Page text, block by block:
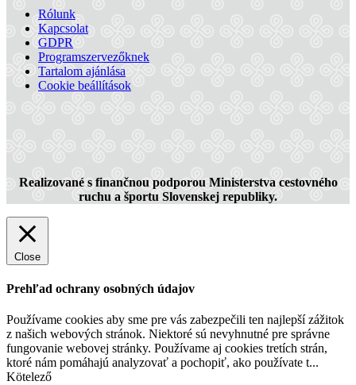
Dunaszerdahely
Hotel
Rólunk
Kapcsolat
GDPR
Programszervezőknek
Tartalom ajánlása
Cookie beállítások
Realizované s finančnou podporou Ministerstva cestovného
ruchu a športu Slovenskej republiky.
Close
Prehľad ochrany osobných údajov
Používame cookies aby sme pre vás zabezpečili ten najlepší zážitok
z našich webových stránok. Niektoré sú nevyhnutné pre správne
fungovanie webovej stránky. Používame aj cookies tretích strán,
ktoré nám pomáhajú analyzovať a pochopiť, ako používate t...
Kötelező